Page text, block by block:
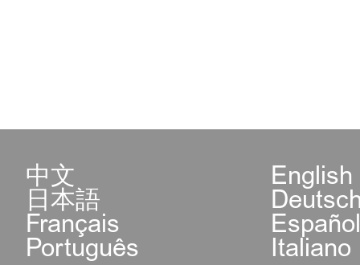
中文 English
日本語
Français
Português Italiano